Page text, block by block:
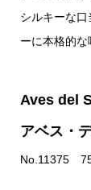
シルキーな
ーに本格的な
Aves del
アベス・
No.11375